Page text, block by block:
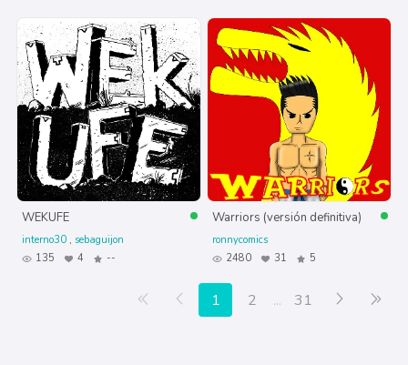
WEKUFE
interno30 sebaguijon
135
4 --
Warriors (versión definitiva)
ronnycomics
2480
31 5
Primera página
Anterior
1 2 ... 31 Siguiente